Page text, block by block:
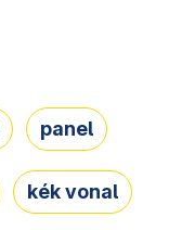
panel
kék vonal